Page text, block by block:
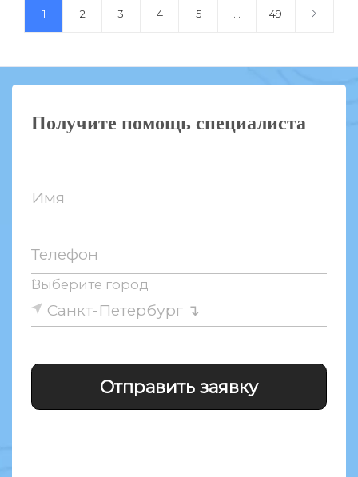
1 2 3 4 5 49
Получите помощь специалиста
Имя
Телефон
Санкт-Петербург
↑
Выберите город